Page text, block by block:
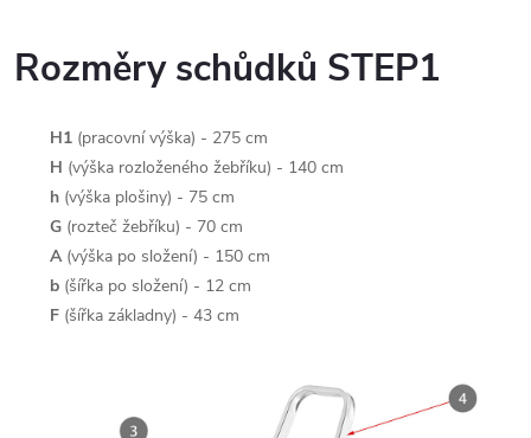
Rozměry schůdků STEP1
H1 (pracovní výška) - 275 cm
H (výška rozloženého žebříku) - 140 cm
h (výška plošiny) - 75 cm
G (rozteč žebříku) - 70 cm
A (výška po složení) - 150 cm
b (šířka po složení) - 12 cm
F (šířka základny) - 43 cm